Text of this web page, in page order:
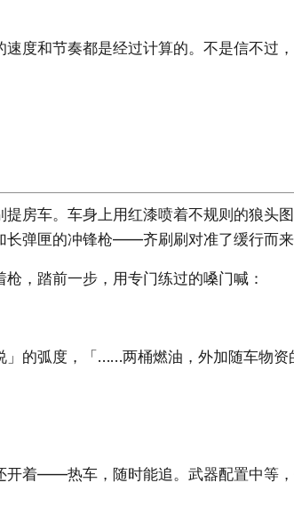
度和节奏都是经过计算的。不是信不过，
房车。车身上用红漆喷着不规则的狼头
弹匣的冲锋枪——齐刷刷对准了缓行而来
，踏前一步，用专门练过的嗓门喊：
的弧度，「……两桶燃油，外加随车物
着——热车，随时能追。武器配置中等，